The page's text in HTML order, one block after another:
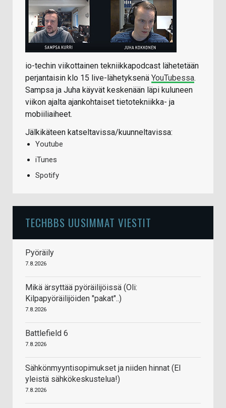
io-techin viikottainen tekniikkapodcast lähetetään
perjantaisin klo 15 live-lähetyksenä YouTubessa.
Sampsa ja Juha käyvät keskenään läpi kuluneen
viikon ajalta ajankohtaiset tietotekniikka- ja
mobiiliaiheet.
Jälkikäteen katseltavissa/kuunneltavissa:
Youtube
iTunes
Spotify
TECHBBS UUSIMMAT VIESTIT
Pyöräily
7.8.2026
Mikä ärsyttää pyöräilijöissä (Oli:
Kilpapyöräilijöiden "pakat"..)
7.8.2026
Battlefield 6
7.8.2026
Sähkönmyyntisopimukset ja niiden hinnat (EI
yleistä sähkökeskustelua!)
7.8.2026